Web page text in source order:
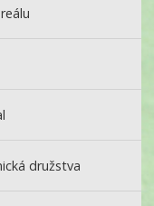
družstva